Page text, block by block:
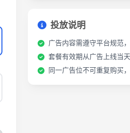
投放说明
广告内容需遵守平台规范
套餐有效期从广告上线当
同一广告位不可重复购买